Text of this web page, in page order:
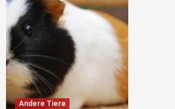
Andere Tiere